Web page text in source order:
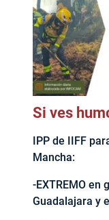
Si ves
IPP de IIFF
Mancha:
-EXTREMO en
Guadalajara y